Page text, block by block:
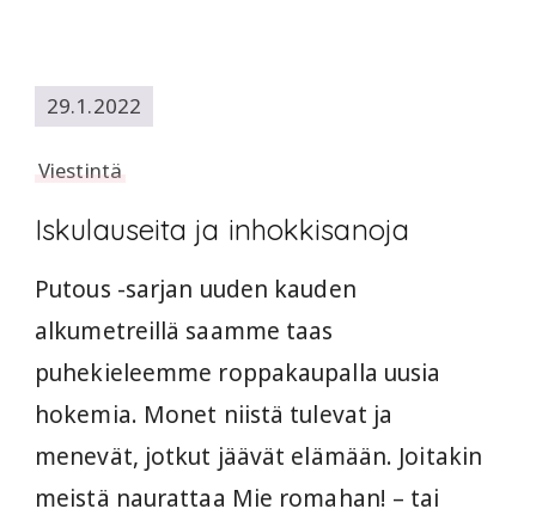
29.1.2022
Viestintä
Iskulauseita ja inhokkisanoja
Putous -sarjan uuden kauden
alkumetreillä saamme taas
puhekieleemme roppakaupalla uusia
hokemia. Monet niistä tulevat ja
menevät, jotkut jäävät elämään. Joitakin
meistä naurattaa Mie romahan! – tai